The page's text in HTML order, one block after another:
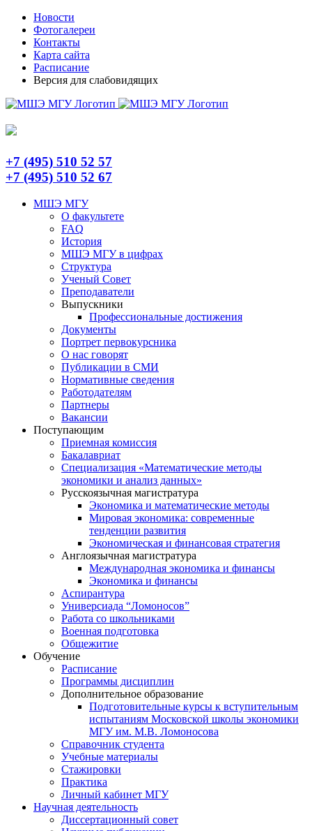
Skip
content
TelegramНовости
Фотогалереи
Контакты
Карта сайта
Расписание
Версия для слабовидящих
+7 (495) 510 52 57
+7 (495) 510 52 67
МШЭ МГУ
О факультете
FAQ
История
МШЭ МГУ в цифрах
Структура
Ученый Совет
Преподаватели
Выпускники
Профессиональные достижения
Документы
Портрет первокурсника
О нас говорят
Публикации в СМИ
Нормативные сведения
Работодателям
Партнеры
Вакансии
Поступающим
Приемная комиссия
Бакалавриат
Специализация «Математические методы
экономики и анализ данных»
Русскоязычная магистратура
Экономика и математические методы
Мировая экономика: современные
тенденции развития
Экономическая и финансовая стратегия
Англоязычная магистратура
Международная экономика и финансы
Экономика и финансы
Аспирантура
Универсиада “Ломоносов”
Работа со школьниками
Военная подготовка
Общежитие
Обучение
Расписание
Программы дисциплин
Дополнительное образование
Подготовительные курсы к вступительным
испытаниям Московской школы экономики
МГУ им. М.В. Ломоносова
Справочник студента
Учебные материалы
Стажировки
Практика
Личный кабинет МГУ
Научная деятельность
Диссертационный совет